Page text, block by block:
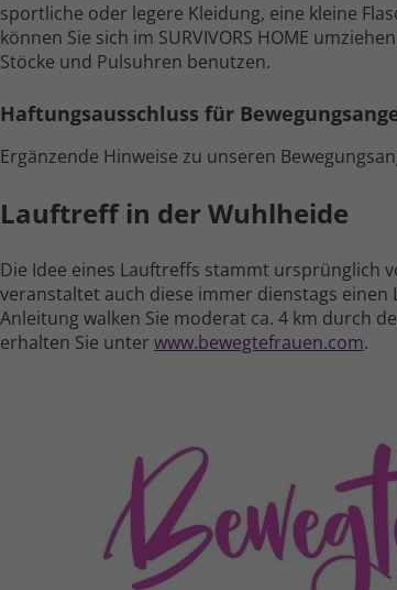
sportliche oder legere Kleidung, eine kleine
können Sie sich im SURVIVORS HOME
Stöcke und Pulsuhren benutzen.
Haftungs­aus­schluss für
Ergänzende Hinweise zu unseren
Lauftreff in der Wuhlheide
Die Idee eines Lauf­treffs stammt ursprüng­lich
veranstaltet auch diese immer dienstags
Anleitung walken Sie moderat ca. 4 km durch
erhalten Sie unter www.bewegtefrauen.com.